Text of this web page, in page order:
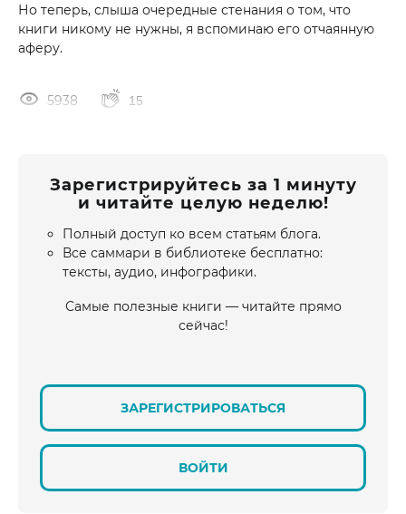
Но теперь, слыша очередные стенания о том, что
книги никому не нужны, я вспоминаю его отчаянную
аферу.
5938 15
Зарегистрируйтесь за 1 минуту
и читайте целую неделю!
Полный доступ ко всем статьям блога.
Все саммари в библиотеке бесплатно:
тексты, аудио, инфографики.
Самые полезные книги — читайте прямо
сейчас!
ЗАРЕГИСТРИРОВАТЬСЯ
ВОЙТИ